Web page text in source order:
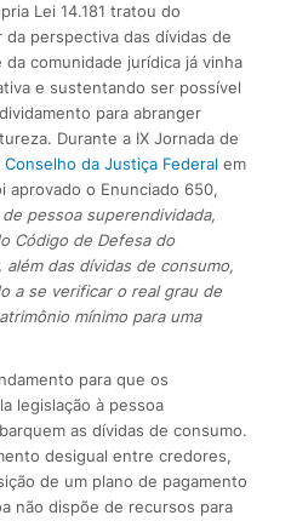
Lei 14.181 tratou do
perspectiva das dívidas de
comunidade jurídica já vinha
e sustentando ser possível
para abranger
Durante a IX Jornada de
Conselho da Justiça Federalem
aprovado o Enunciado 650,
pessoa superendividada,
Código de Defesa do
das dívidas de consumo,
a se verificar o real grau de
mínimo para uma
para que os
legislação à pessoa
as dívidas de consumo.
desigual entre credores,
de um plano de pagamento
não dispõe de recursos para